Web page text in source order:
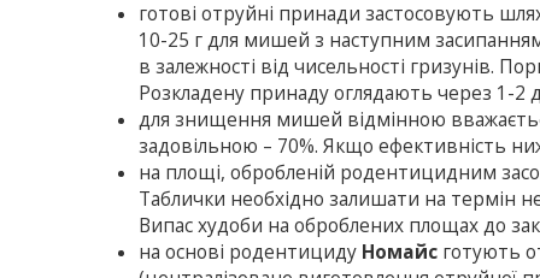
готові отруйні принади застосовують
10-25 г для мишей з наступним
в залежності від чисельності гризунів.
Розкладену принаду оглядають через 1-2
для знищення мишей відмінною
задовільною – 70%. Якщо ефективність
на площі, обробленій родентицидним
Таблички необхідно залишати на термін
Випас худоби на оброблених площах до
на основі родентициду Номайс готують